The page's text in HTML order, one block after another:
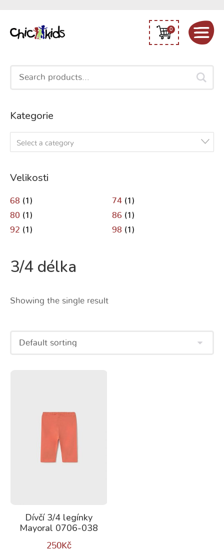
0
Search
Kategorie
Select a category
Velikosti
68 (1) 74 (1)
80 (1) 86 (1)
92 (1) 98 (1)
3/4 délka
Showing the single result
Dívčí 3/4 legínky
Mayoral 0706-038
250Kč